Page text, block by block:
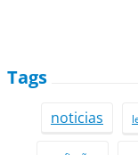
Tags
noticias